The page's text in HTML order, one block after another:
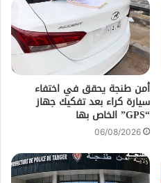
أمن طنجة يحقق في اختفاء
سيارة كراء بعد تفكيك جهاز
“GPS” الخاص بها
06/08/2026